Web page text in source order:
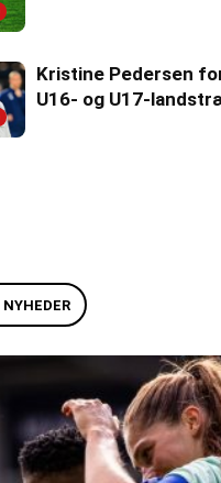
Kristine Pedersen
U16- og U17-